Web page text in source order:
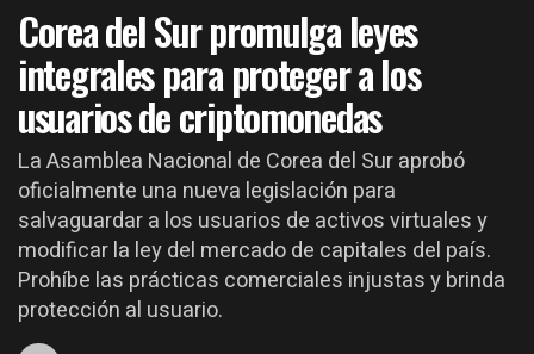
Corea del Sur promulga leyes
integrales para proteger a los
usuarios de criptomonedas
La Asamblea Nacional de Corea del Sur aprobó
oficialmente una nueva legislación para
salvaguardar a los usuarios de activos virtuales y
modificar la ley del mercado de capitales del país.
Prohíbe las prácticas comerciales injustas y brinda
protección al usuario.